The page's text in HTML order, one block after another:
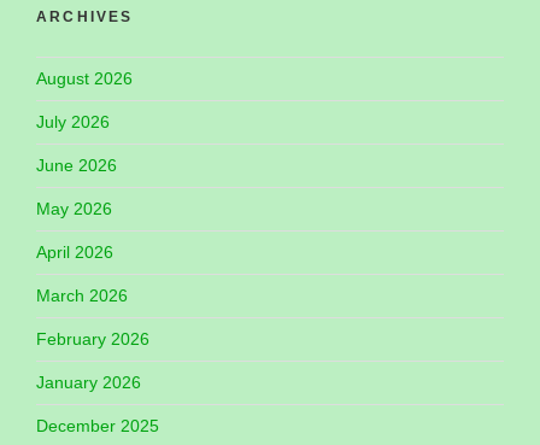
ARCHIVES
August 2026
July 2026
June 2026
May 2026
April 2026
March 2026
February 2026
January 2026
December 2025